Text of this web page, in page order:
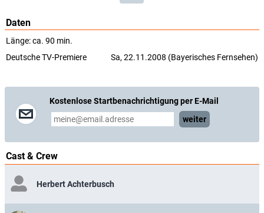
Daten
Länge: ca. 90 min.
Deutsche TV-Premiere
Sa, 22.11.2008 (Bayerisches Fernsehen)
Kostenlose Startbenachrichtigung per E-Mail
weiter
Cast & Crew
Herbert Achterbusch